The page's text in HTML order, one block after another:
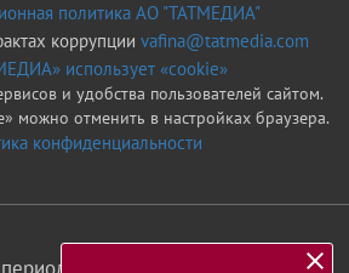
политика АО "ТАТМЕДИА"
коррупции vafina@tatmedia.com
использует «cookie»
и удобства пользователей сайтом.
можно отменить в настройках браузера.
конфиденциальности